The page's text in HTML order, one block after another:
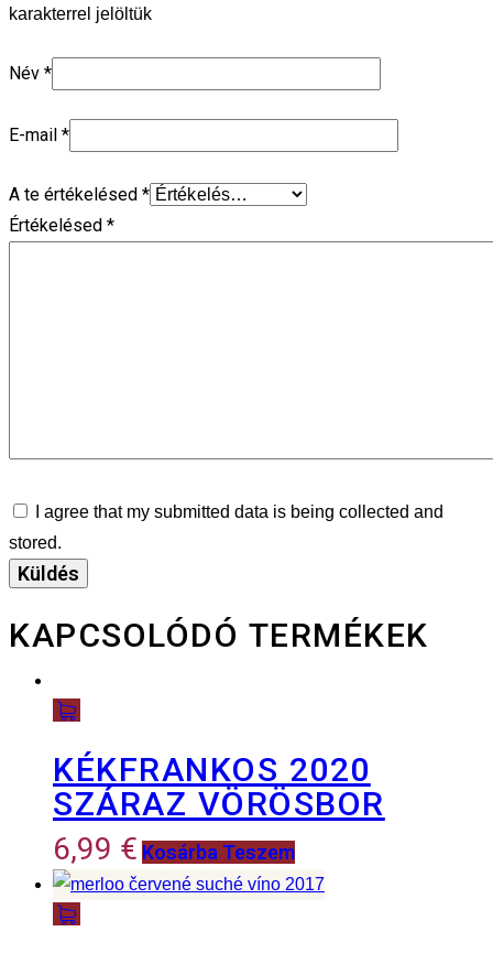
karakterrel jelöltük
Név *
E-mail *
A te értékelésed *
Értékelésed *
I agree that my submitted data is being collected and
stored.
KAPCSOLÓDÓ TERMÉKEK
KÉKFRANKOS 2020
SZÁRAZ VÖRÖSBOR
6,99 € Kosárba Teszem